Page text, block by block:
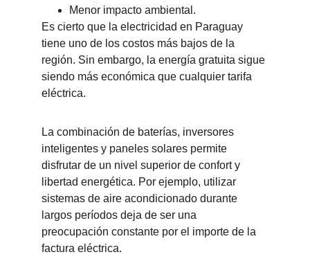
Menor impacto ambiental.
Es cierto que la electricidad en Paraguay
tiene uno de los costos más bajos de la
región. Sin embargo, la energía gratuita sigue
siendo más económica que cualquier tarifa
eléctrica.
La combinación de baterías, inversores
inteligentes y paneles solares permite
disfrutar de un nivel superior de confort y
libertad energética. Por ejemplo, utilizar
sistemas de aire acondicionado durante
largos períodos deja de ser una
preocupación constante por el importe de la
factura eléctrica.